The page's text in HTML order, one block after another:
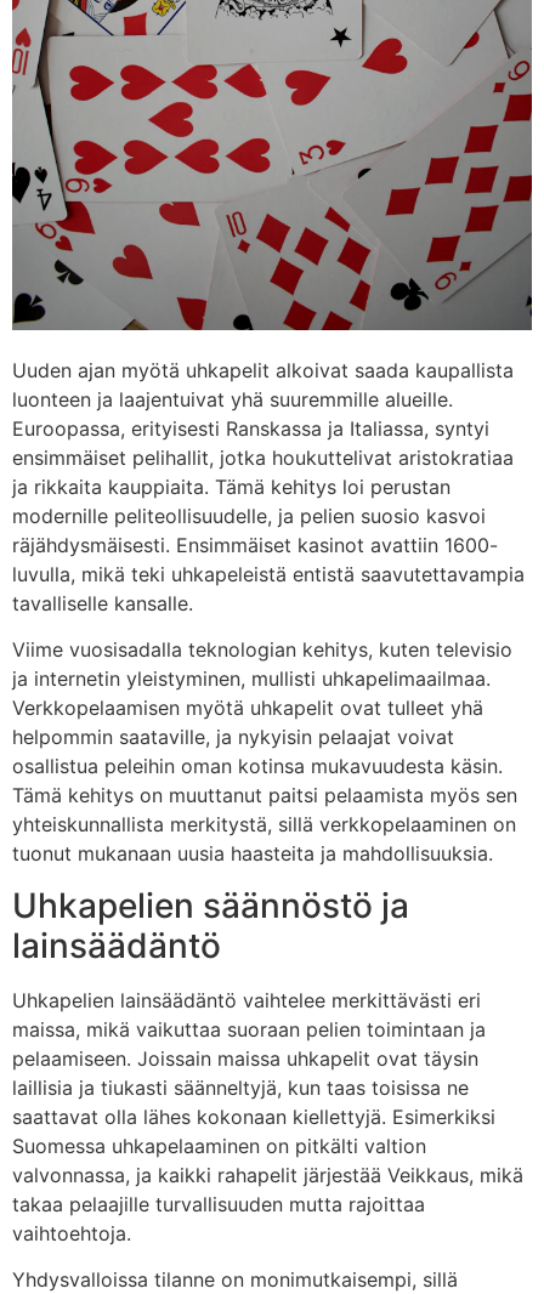
Uuden ajan myötä uhkapelit alkoivat saada kaupallista
luonteen ja laajentuivat yhä suuremmille alueille.
Euroopassa, erityisesti Ranskassa ja Italiassa, syntyi
ensimmäiset pelihallit, jotka houkuttelivat aristokratiaa
ja rikkaita kauppiaita. Tämä kehitys loi perustan
modernille peliteollisuudelle, ja pelien suosio kasvoi
räjähdysmäisesti. Ensimmäiset kasinot avattiin 1600-
luvulla, mikä teki uhkapeleistä entistä saavutettavampia
tavalliselle kansalle.
Viime vuosisadalla teknologian kehitys, kuten televisio
ja internetin yleistyminen, mullisti uhkapelimaailmaa.
Verkkopelaamisen myötä uhkapelit ovat tulleet yhä
helpommin saataville, ja nykyisin pelaajat voivat
osallistua peleihin oman kotinsa mukavuudesta käsin.
Tämä kehitys on muuttanut paitsi pelaamista myös sen
yhteiskunnallista merkitystä, sillä verkkopelaaminen on
tuonut mukanaan uusia haasteita ja mahdollisuuksia.
Uhkapelien säännöstö ja
lainsäädäntö
Uhkapelien lainsäädäntö vaihtelee merkittävästi eri
maissa, mikä vaikuttaa suoraan pelien toimintaan ja
pelaamiseen. Joissain maissa uhkapelit ovat täysin
laillisia ja tiukasti säänneltyjä, kun taas toisissa ne
saattavat olla lähes kokonaan kiellettyjä. Esimerkiksi
Suomessa uhkapelaaminen on pitkälti valtion
valvonnassa, ja kaikki rahapelit järjestää Veikkaus, mikä
takaa pelaajille turvallisuuden mutta rajoittaa
vaihtoehtoja.
Yhdysvalloissa tilanne on monimutkaisempi, sillä